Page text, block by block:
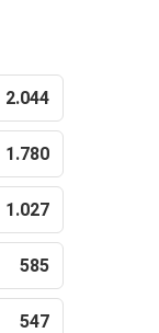
2.044
1.780
1.027
585
547